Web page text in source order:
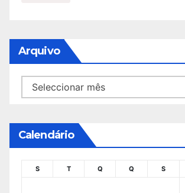
Arquivo
Arquivo
Calendário
S T Q Q S